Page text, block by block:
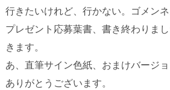
行きたいけれど、行かない。ゴメンネ
プレゼント応募葉書、書き終わりま
きます。
あ、直筆サイン色紙、おまけバージョ
ありがとうございます。